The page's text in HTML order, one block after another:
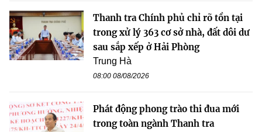
Thanh tra Chính phủ chỉ rõ tồn tại
trong xử lý 363 cơ sở nhà, đất dôi dư
sau sắp xếp ở Hải Phòng
Trung Hà
08:00 08/08/2026
Phát động phong trào thi đua mới
trong toàn ngành Thanh tra